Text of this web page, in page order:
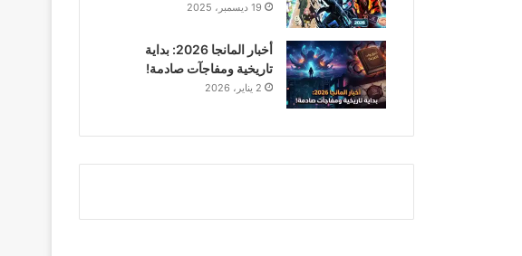
19 ديسمبر، 2025
أخبار المانجا 2026: بداية
تاريخية ومفاجآت صادمة!
2 يناير، 2026